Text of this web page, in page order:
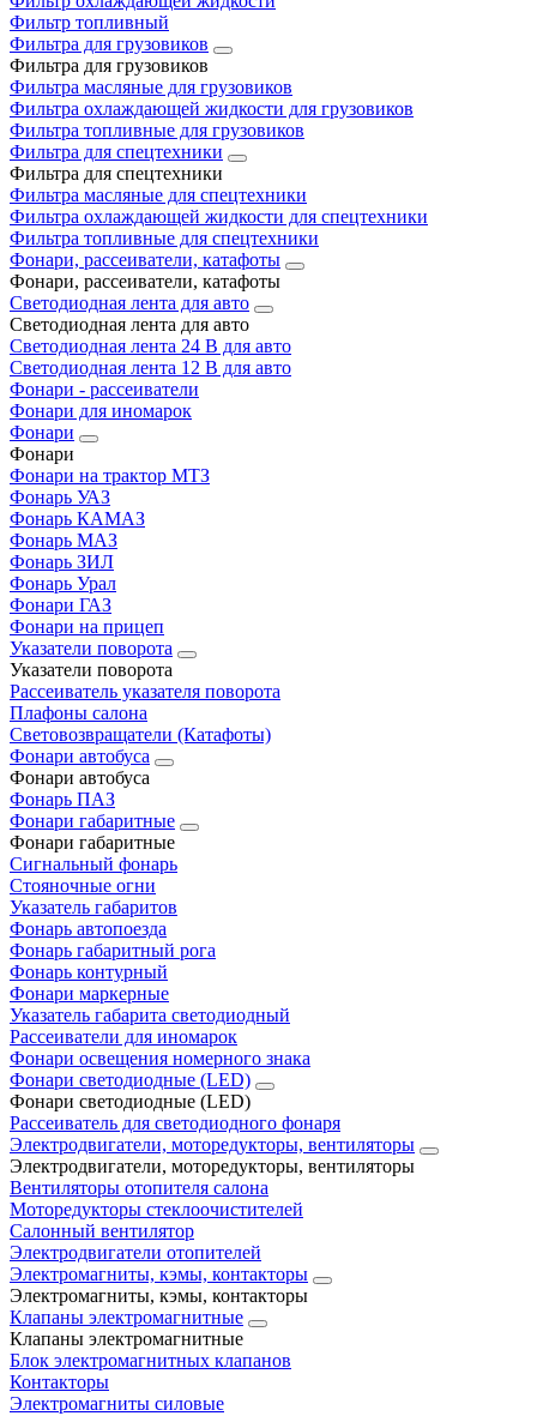
Фильтр топливный
Фильтра для грузовиков
Фильтра для грузовиков
Фильтра масляные для грузовиков
Фильтра охлаждающей жидкости для грузовиков
Фильтра топливные для грузовиков
Фильтра для спецтехники
Фильтра для спецтехники
Фильтра масляные для спецтехники
Фильтра охлаждающей жидкости для спецтехники
Фильтра топливные для спецтехники
Фонари, рассеиватели, катафоты
Фонари, рассеиватели, катафоты
Светодиодная лента для авто
Светодиодная лента для авто
Светодиодная лента 24 В для авто
Светодиодная лента 12 В для авто
Фонари - рассеиватели
Фонари для иномарок
Фонари
Фонари
Фонари на трактор МТЗ
Фонарь УАЗ
Фонарь КАМАЗ
Фонарь МАЗ
Фонарь ЗИЛ
Фонарь Урал
Фонари ГАЗ
Фонари на прицеп
Указатели поворота
Указатели поворота
Рассеиватель указателя поворота
Плафоны салона
Световозвращатели (Катафоты)
Фонари автобуса
Фонари автобуса
Фонарь ПАЗ
Фонари габаритные
Фонари габаритные
Сигнальный фонарь
Стояночные огни
Указатель габаритов
Фонарь автопоезда
Фонарь габаритный рога
Фонарь контурный
Фонари маркерные
Указатель габарита светодиодный
Рассеиватели для иномарок
Фонари освещения номерного знака
Фонари светодиодные (LED)
Фонари светодиодные (LED)
Рассеиватель для светодиодного фонаря
Электродвигатели, моторедукторы, вентиляторы
Электродвигатели, моторедукторы, вентиляторы
Вентиляторы отопителя салона
Моторедукторы стеклоочистителей
Салонный вентилятор
Электродвигатели отопителей
Электромагниты, кэмы, контакторы
Электромагниты, кэмы, контакторы
Клапаны электромагнитные
Клапаны электромагнитные
Блок электромагнитных клапанов
Контакторы
Электромагниты силовые